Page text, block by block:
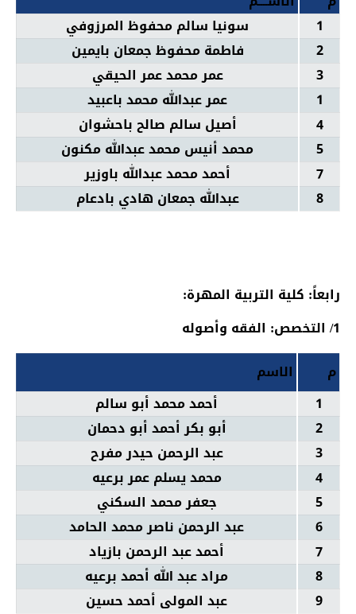
1
سونيا سالم محفوظ المرزوفي
2
فاطمة محفوظ جمعان بايمين
3
عمر محمد عمر الحيقي
1
عمر عبدالله محمد باعبيد
4
أصيل سالم صالح باحشوان
5
محمد أنيس محمد عبدالله مكنون
7
أحمد محمد عبدالله باوزير
8
عبدالله جمعان هادي بادعام
رابعاً: كلية التربية المهرة:
1/ التخصص: الفقه وأصوله
م
الاسم
1
أحمد محمد أبو سالم
2
أبو بكر أحمد أبو دحمان
3
عبد الرحمن حيدر مفرح
4
محمد يسلم عمر برعيه
5
جعفر محمد السكني
6
عبد الرحمن ناصر محمد الحامد
7
أحمد عبد الرحمن بازياد
8
مراد عبد الله أحمد برعيه
9
عبد المولى أحمد حسين